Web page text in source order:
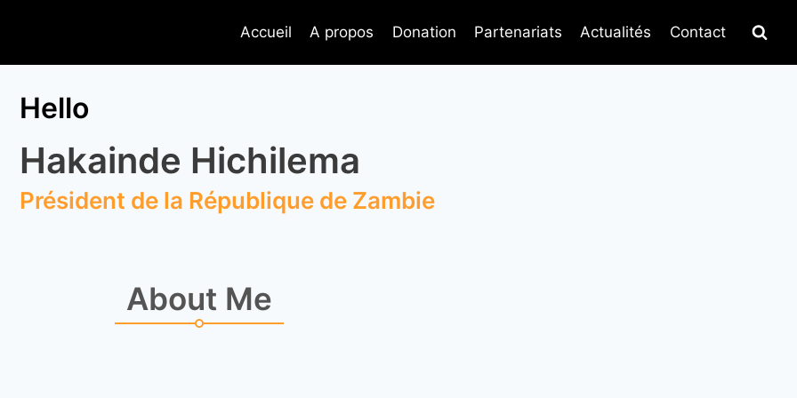
Accueil A propos Donation Partenariats Actualités Contact
Hello
Hakainde Hichilema
Président de la République de Zambie
About Me